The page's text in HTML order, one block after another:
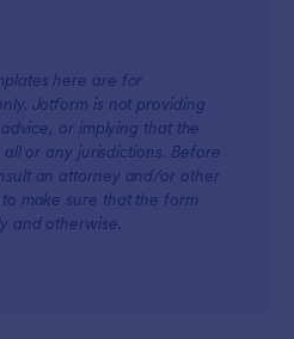
here are for
Jotform is not providing
or implying that the
or any jurisdictions. Before
an attorney and/or other
make sure that the form
and otherwise.